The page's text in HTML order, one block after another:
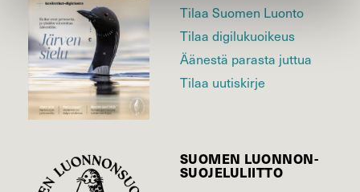
Tilaa Suomen Luonto
Tilaa digilukuoikeus
Äänestä parasta juttua
Tilaa uutiskirje
SUOMEN LUONNON­
SUOJELU­LIITTO